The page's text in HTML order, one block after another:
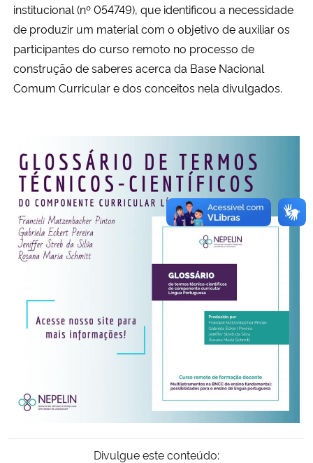
institucional (nº 054749), que identificou a necessidade
de produzir um material com o objetivo de auxiliar os
participantes do curso remoto no processo de
construção de saberes acerca da Base Nacional
Comum Curricular e dos conceitos nela divulgados.
Divulgue este conteúdo: